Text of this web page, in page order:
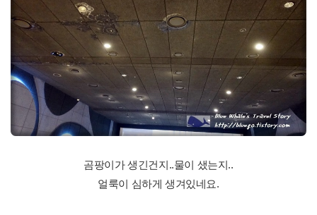
곰팡이가 생긴건지..물이 샜는지..
얼룩이 심하게 생겨있네요.